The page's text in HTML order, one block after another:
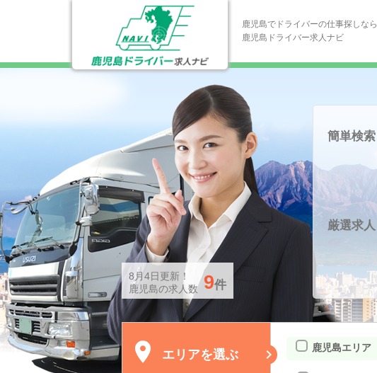
鹿児島でドライバーの仕事探しなら
鹿児島ドライバー求人ナビ
簡単検索
厳選求人
8月4日 更新！
鹿児島の求人数 9件
 エリアを選ぶ 鹿児島エリア